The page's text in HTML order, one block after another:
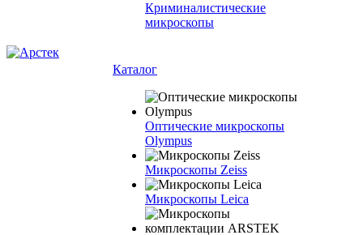
Криминалистические
микроскопы
Каталог
Оптические микроскопы
Olympus
Микроскопы Zeiss
Микроскопы Leica